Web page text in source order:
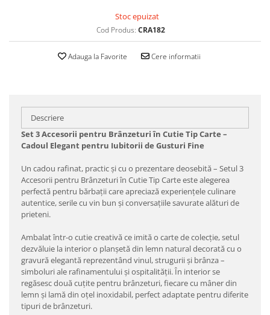
Stoc epuizat
Cod Produs: CRA182
Adauga la Favorite Cere informatii
Descriere
Set 3 Accesorii pentru Brânzeturi în Cutie Tip Carte –
Cadoul Elegant pentru Iubitorii de Gusturi Fine
Un cadou rafinat, practic și cu o prezentare deosebită – Setul 3
Accesorii pentru Brânzeturi în Cutie Tip Carte este alegerea
perfectă pentru bărbații care apreciază experiențele culinare
autentice, serile cu vin bun și conversațiile savurate alături de
prieteni.
Ambalat într-o cutie creativă ce imită o carte de colecție, setul
dezvăluie la interior o planșetă din lemn natural decorată cu o
gravură elegantă reprezentând vinul, strugurii și brânza –
simboluri ale rafinamentului și ospitalității. În interior se
regăsesc două cuțite pentru brânzeturi, fiecare cu mâner din
lemn și lamă din oțel inoxidabil, perfect adaptate pentru diferite
tipuri de brânzeturi.